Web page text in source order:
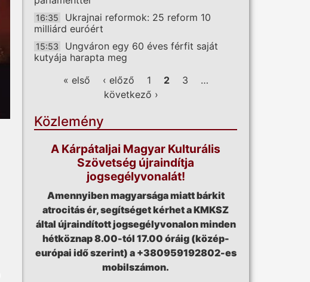
16:35
Ukrajnai reformok: 25 reform 10
milliárd euróért
15:53
Ungváron egy 60 éves férfit saját
kutyája harapta meg
Oldalak
« első ‹ előző 1 2 3
…
következő ›
Közlemény
A Kárpátaljai Magyar Kulturális
Szövetség újraindítja
jogsegélyvonalát!
Amennyiben magyarsága miatt bárkit
atrocitás ér, segítséget kérhet a KMKSZ
által újraindított jogsegélyvonalon minden
hétköznap 8.00-tól 17.00 óráig (közép-
európai idő szerint) a +380959192802-es
mobilszámon.